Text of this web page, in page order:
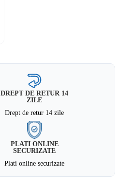
DREPT DE RETUR 14
ZILE
Drept de retur 14 zile
PLATI ONLINE
SECURIZATE
Plati online securizate